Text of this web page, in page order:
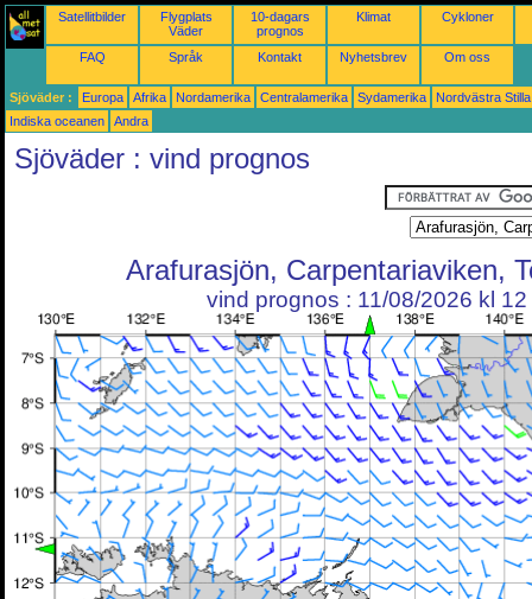
Satellitbilder
Flygplats
Väder
10-dagars
prognos
Klimat Cykloner
FAQ Språk Kontakt Nyhetsbrev Om oss
Sjöväder : Europa Afrika Nordamerika Centralamerika Sydamerika
Nordvästra
Indiska oceanen
Andra
Sjöväder : vind prognos
Arafurasjön, Carpentariaviken,
vind prognos : 11/08/2026 kl 12